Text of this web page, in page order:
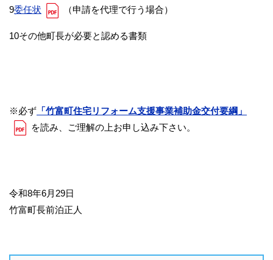
9委任状 （申請を代理で行う場合）
10その他町長が必要と認める書類
※必ず 「竹富町住宅リフォーム支援事業補助金交付要綱」
を読み、ご理解の上お申し込み下さい。
令和8年6月29日
竹富町長前泊正人